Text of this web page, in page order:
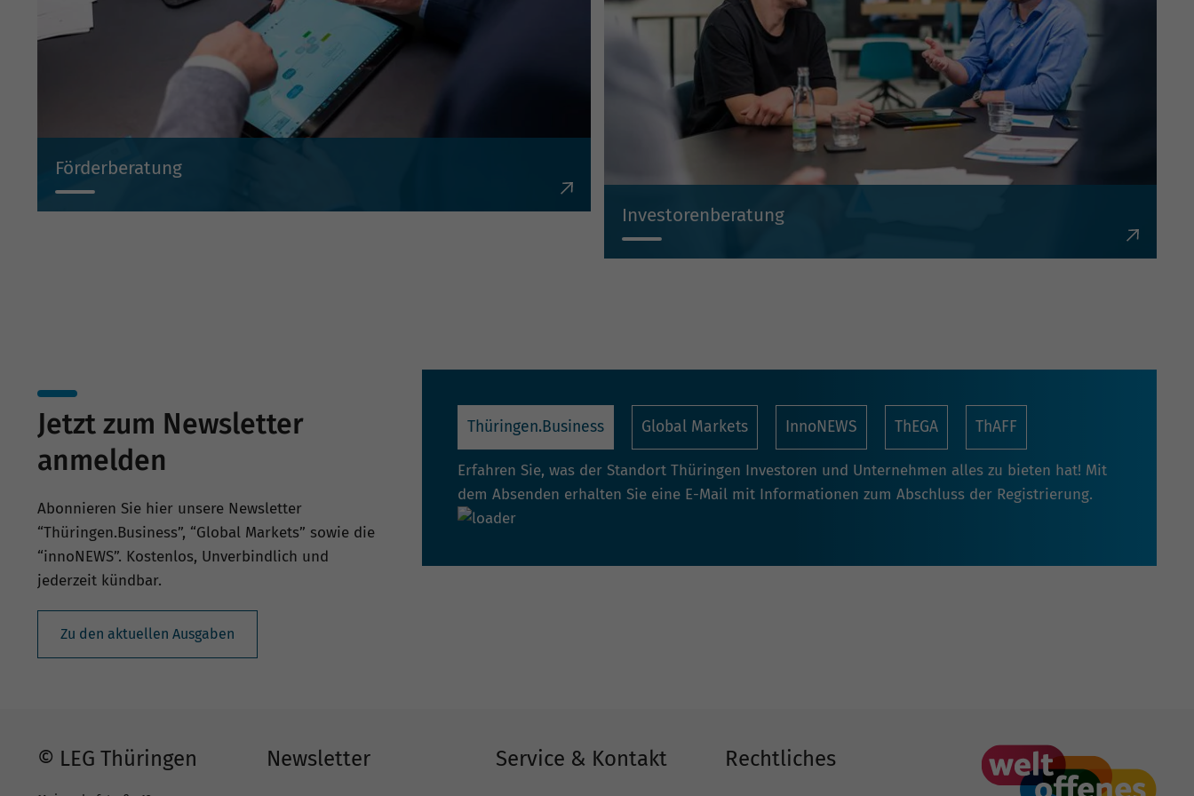
Förderberatung
Investorenberatung
Jetzt zum Newsletter
anmelden
Abonnieren Sie hier unsere Newsletter
“Thüringen.Business”, “Global Markets” sowie die
“innoNEWS”. Kostenlos, Unverbindlich und
jederzeit kündbar.
Zu den aktuellen Ausgaben
Thüringen.Business Global Markets InnoNEWS ThEGA ThAFF
Erfahren Sie, was der Standort Thüringen Investoren und Unternehmen alles zu bieten hat! Mit
dem Absenden erhalten Sie eine E-Mail mit Informationen zum Abschluss der Registrierung.
© LEG Thüringen Newsletter Service & Kontakt Rechtliches